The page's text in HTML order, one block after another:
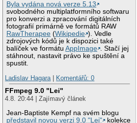
Byla vydána nová verze 5.13
svobodného multiplatformního softwaru
pro konverzi a zpracování digitálních
fotografií primárně ve formátů RAW
RawTherapee (Wikipedie ). Vedle
zdrojových kódů je k dispozici také
balíček ve formátuAppImage . Stačí jej
stáhnout, nastavit právo ke spuštění a
spustit.
Ladislav Hagara
Komentářů: 0
FFmpeg 9.0 "Lei"
4.8. 20:44 | Zajímavý článek
Jean-Baptiste Kempf na svém blogu
představil novou verzi 9.0 "Lei"
kolekce